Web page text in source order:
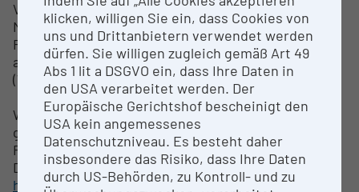
Verschaltung“ ermöglichen einen flexiblen Einsatz.
Mit dieser Infrastruktur werden alle drei
Forschungsarten - Grundlagenforschung,
angewandte Forschung und experimentelle
(Weiter-)Entwicklung - ermöglicht.
Weitere Details sind im folgenden Fachartikel
gegeben: Großtechnische experimentelle
Forschung im Digital Waste Research Lab und
Digitale Abfallanalytik und -behandlung; 2023; siehe
https://link.springer.com/article/10.1007/s00506-
klicken, willigen Sie ein, dass Cookies von
uns und Drittanbietern verwendet werden
dürfen. Sie willigen zugleich gemäß Art 49
Abs 1 lit a DSGVO ein, dass Ihre Daten in
den USA verarbeitet werden. Der
Europäische Gerichtshof bescheinigt den
USA kein angemessenes
Datenschutzniveau. Es besteht daher
insbesondere das Risiko, dass Ihre Daten
durch US-Behörden, zu Kontroll- und zu